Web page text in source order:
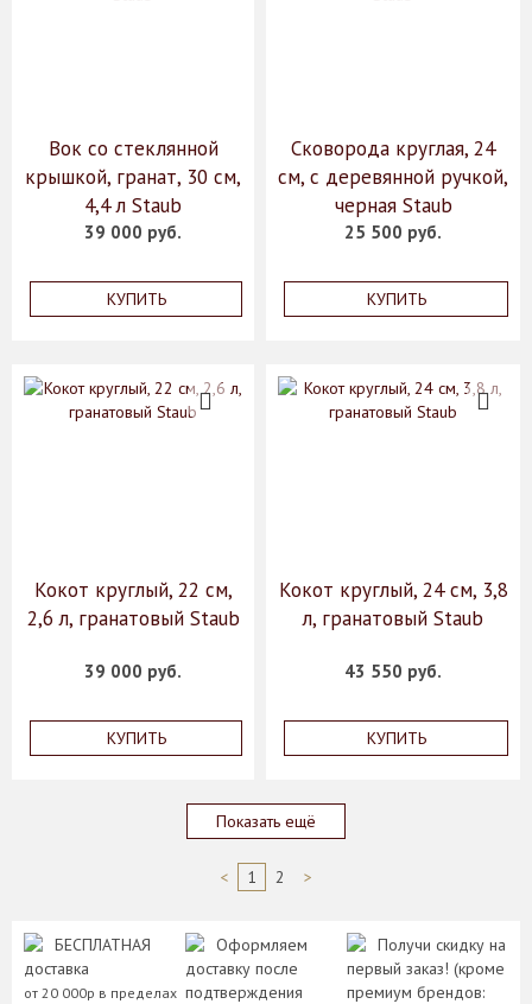
Вок со стеклянной
крышкой, гранат, 30 см,
4,4 л Staub
39 000 руб.
КУПИТЬ
Сковорода круглая, 24
см, с деревянной ручкой,
черная Staub
25 500 руб.
КУПИТЬ
Кокот круглый, 22 см,
2,6 л, гранатовый Staub
39 000 руб.
КУПИТЬ
Кокот круглый, 24 см, 3,8
л, гранатовый Staub
43 550 руб.
КУПИТЬ
Показать ещё
< 1 2 >
БЕСПЛАТНАЯ
доставка
от 20 000р в пределах
Оформляем
доставку после
подтверждения
Получи скидку на
первый заказ! (кроме
премиум брендов: